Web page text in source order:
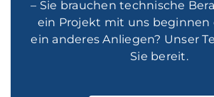
– Sie brauchen technische
ein Projekt mit uns beginnen
ein anderes Anliegen? Unser
Sie bereit.